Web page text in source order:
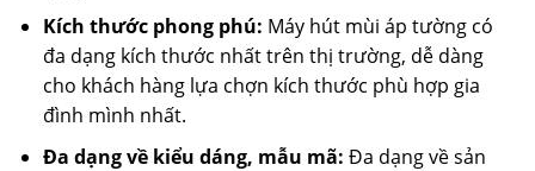
Kích thước phong phú: Máy hút mùi áp tường có
đa dạng kích thước nhất trên thị trường, dễ dàng
cho khách hàng lựa chợn kích thước phù hợp gia
đình mình nhất.
Đa dạng về kiểu dáng, mẫu mã: Đa dạng về sản